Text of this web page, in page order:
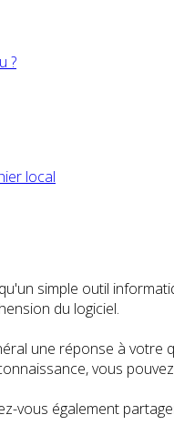
?
local
simple outil
du logiciel.
une réponse à
vous
vous également